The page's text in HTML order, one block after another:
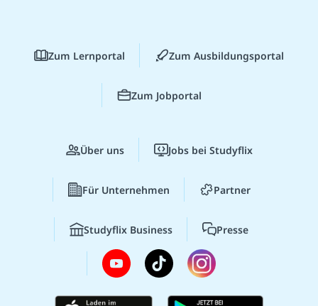
Zum Lernportal Zum Ausbildungsportal
Zum Jobportal
Über uns Jobs bei Studyflix
Für Unternehmen Partner
Studyflix Business Presse